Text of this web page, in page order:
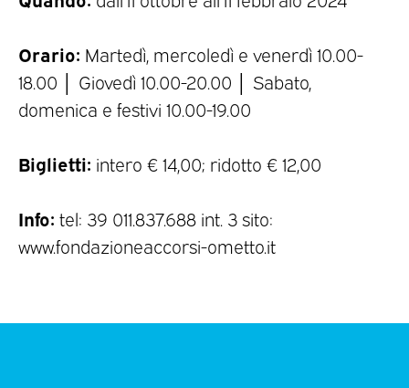
Orario: Martedì, mercoledì e venerdì 10.00-
18.00 │ Giovedì 10.00-20.00 │ Sabato,
domenica e festivi 10.00-19.00
Biglietti: intero € 14,00; ridotto € 12,00
Info: tel: 39 011.837.688 int. 3 sito:
www.fondazioneaccorsi-ometto.it